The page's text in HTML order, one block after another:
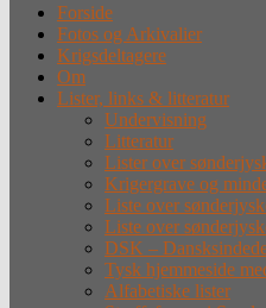
Forside
Fotos og Arkivalier
Krigsdeltagere
Om
Lister, links & litteratur
Undervisning
Litteratur
Lister over
Krigergrave og
Liste over
Liste over
DSK –
Tysk hjemmeside
Alfabetiske lister